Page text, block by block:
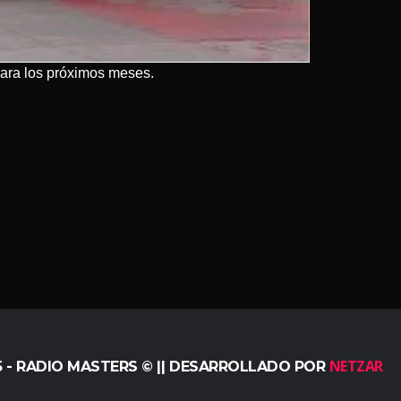
los próximos meses.
- RADIO MASTERS © || DESARROLLADO POR NETZAR